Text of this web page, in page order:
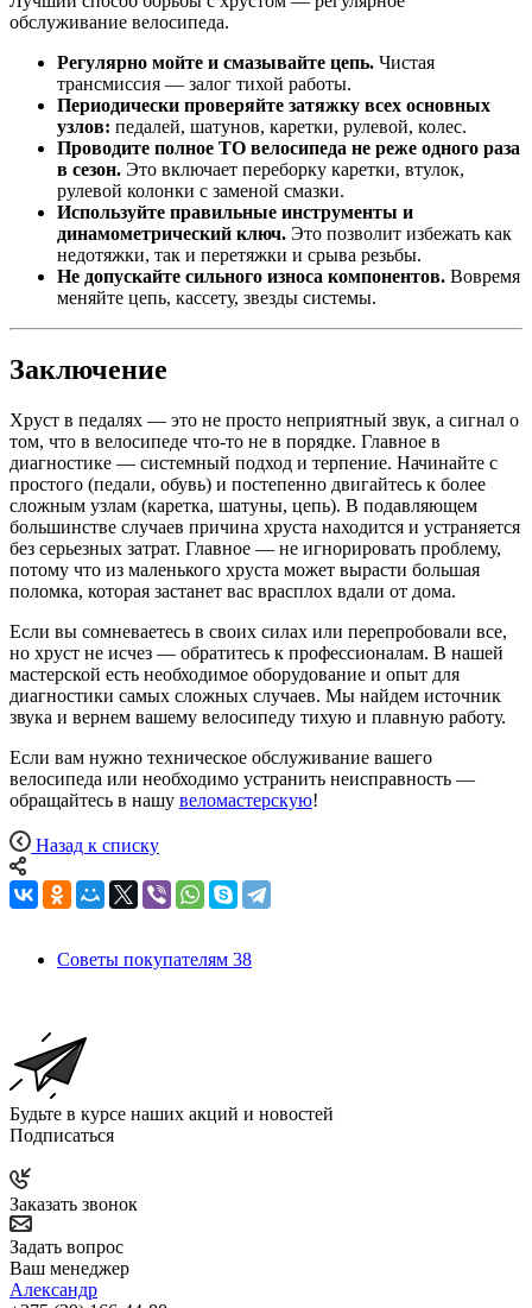
обслуживание велосипеда.
Регулярно мойте и смазывайте цепь. Чистая
трансмиссия — залог тихой работы.
Периодически проверяйте затяжку всех основных
узлов: педалей, шатунов, каретки, рулевой, колес.
Проводите полное ТО велосипеда не реже одного раза
в сезон. Это включает переборку каретки, втулок,
рулевой колонки с заменой смазки.
Используйте правильные инструменты и
динамометрический ключ. Это позволит избежать как
недотяжки, так и перетяжки и срыва резьбы.
Не допускайте сильного износа компонентов. Вовремя
меняйте цепь, кассету, звезды системы.
Заключение
Хруст в педалях — это не просто неприятный звук, а сигнал о
том, что в велосипеде что-то не в порядке. Главное в
диагностике — системный подход и терпение. Начинайте с
простого (педали, обувь) и постепенно двигайтесь к более
сложным узлам (каретка, шатуны, цепь). В подавляющем
большинстве случаев причина хруста находится и устраняется
без серьезных затрат. Главное — не игнорировать проблему,
потому что из маленького хруста может вырасти большая
поломка, которая застанет вас врасплох вдали от дома.
Если вы сомневаетесь в своих силах или перепробовали все,
но хруст не исчез — обратитесь к профессионалам. В нашей
мастерской есть необходимое оборудование и опыт для
диагностики самых сложных случаев. Мы найдем источник
звука и вернем вашему велосипеду тихую и плавную работу.
Если вам нужно техническое обслуживание вашего
велосипеда или необходимо устранить неисправность —
обращайтесь в нашу веломастерскую!
Назад к списку
Советы покупателям 38
Будьте в курсе наших акций и новостей
Подписаться
Заказать звонок
Задать вопрос
Ваш менеджер
Александр